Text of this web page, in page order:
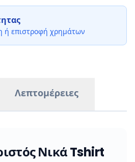
ή επιστροφή χρημάτων
Λεπτομέρειες
Νικά Tshirt